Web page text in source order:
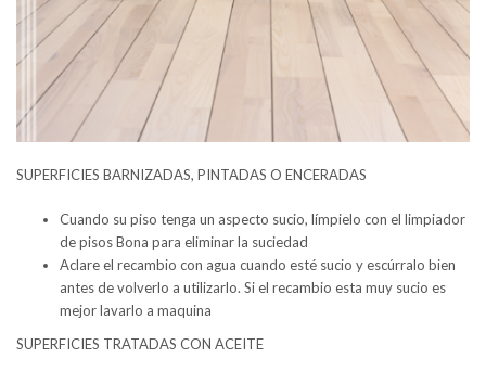
SUPERFICIES BARNIZADAS, PINTADAS O ENCERADAS
Cuando su piso tenga un aspecto sucio, límpielo con el limpiador
de pisos Bona para eliminar la suciedad
Aclare el recambio con agua cuando esté sucio y escúrralo bien
antes de volverlo a utilizarlo. Si el recambio esta muy sucio es
mejor lavarlo a maquina
SUPERFICIES TRATADAS CON ACEITE